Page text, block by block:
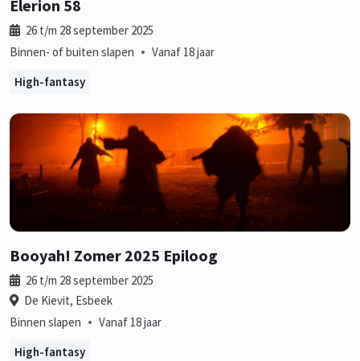
Elerion 58
26 t/m 28 september 2025
Binnen- of buiten slapen • Vanaf 18 jaar
High-fantasy
Booyah! Zomer 2025 Epiloog
26 t/m 28 september 2025
De Kievit, Esbeek
Binnen slapen • Vanaf 18 jaar
High-fantasy